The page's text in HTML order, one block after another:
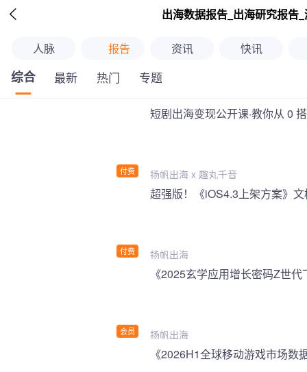
 出海数据报告_出海研究报告
人脉 报告 资讯 快讯
综合 最新 热门 专题
付费
短剧出海变现公开课·教你从 0
扬帆出海 x 趣丸千音
付费 扬帆出海
会员
《2025玄学应用增长密码Z世
扬帆出海
《2026H1全球移动游戏市场数